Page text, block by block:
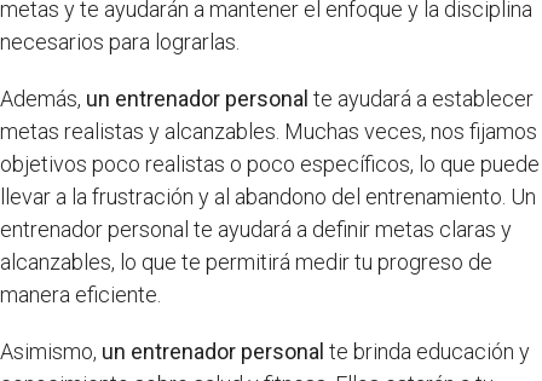
metas y te ayudarán a mantener el enfoque y la disciplina
necesarios para lograrlas.
Además, un entrenador personal te ayudará a establecer
metas realistas y alcanzables. Muchas veces, nos fijamos
objetivos poco realistas o poco específicos, lo que puede
llevar a la frustración y al abandono del entrenamiento. Un
entrenador personal te ayudará a definir metas claras y
alcanzables, lo que te permitirá medir tu progreso de
manera eficiente.
Asimismo, un entrenador personal te brinda educación y